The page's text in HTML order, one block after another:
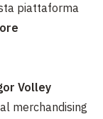
piattaforma
Volley
merchandising